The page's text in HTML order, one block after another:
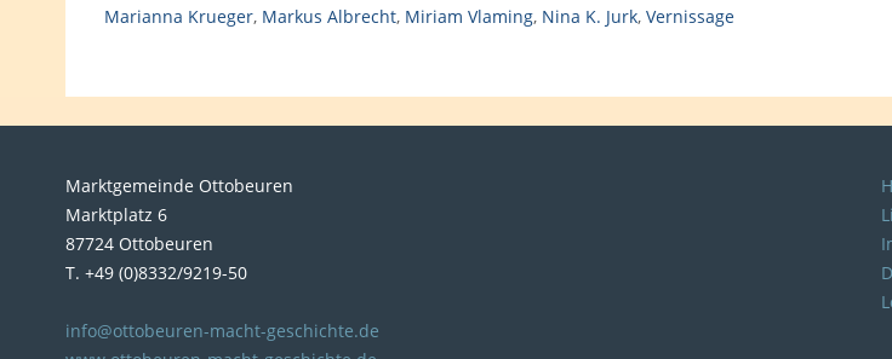
Marianna Krueger, Markus Albrecht, Miriam Vlaming, Nina K. Jurk, Vernissage
Marktgemeinde Ottobeuren
Marktplatz 6
87724 Ottobeuren
T. +49 (0)8332/9219-50
info@ottobeuren-macht-geschichte.de